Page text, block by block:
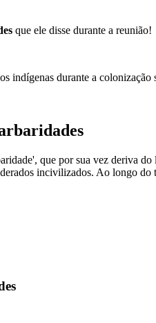
que ele disse durante a reunião!
indígenas durante a
que por sua vez deriva
incivilizados. Ao longo